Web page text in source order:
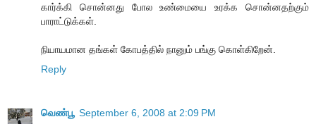
கார்க்கி சொன்ன‌து போல‌ உண்மையை உர‌க்க‌ சொன்ன‌தற்கும்
பாராட்டுக்க‌ள்.
நியாய‌மான‌ த‌ங்க‌ள் கோப‌த்தில் நானும் ப‌ங்கு கொள்கிறேன்.
Reply
வெண்பூ September 6, 2008 at 2:09 PM